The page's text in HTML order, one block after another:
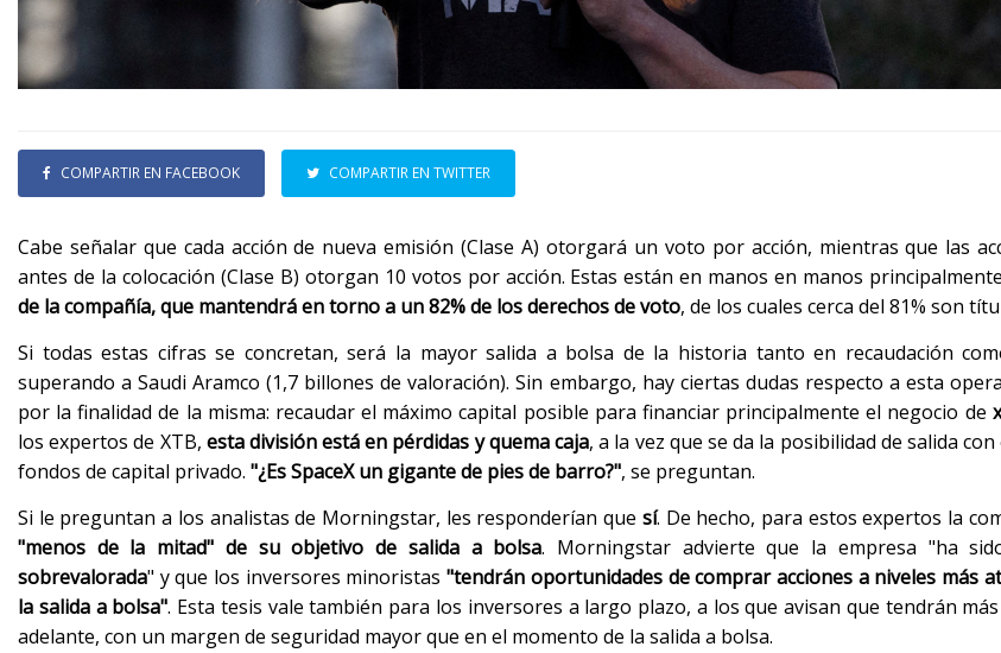
COMPARTIR EN FACEBOOK COMPARTIR EN TWITTER
Cabe señalar que cada acción de nueva emisión (Clase A) otorgará un voto por acción, mientras que las
antes de la colocación (Clase B) otorgan 10 votos por acción. Estas están en manos en manos
de la compañía, que mantendrá en torno a un 82% de los derechos de voto, de los cuales cerca del 81% son
Si todas estas cifras se concretan, será la mayor salida a bolsa de la historia tanto en recaudación
superando a Saudi Aramco (1,7 billones de valoración). Sin embargo, hay ciertas dudas respecto a esta
por la finalidad de la misma: recaudar el máximo capital posible para financiar principalmente el negocio de
los expertos de XTB, esta división está en pérdidas y quema caja, a la vez que se da la posibilidad de salida
fondos de capital privado. "¿Es SpaceX un gigante de pies de barro?", se preguntan.
Si le preguntan a los analistas de Morningstar, les responderían que sí. De hecho, para estos expertos la
"menos de la mitad" de su objetivo de salida a bolsa. Morningstar advierte que la empresa "ha
sobrevalorada" y que los inversores minoristas"tendrán oportunidades de comprar acciones a niveles más
la salida a bolsa". Esta tesis vale también para los inversores a largo plazo, a los que avisan que tendrán
adelante, con un margen de seguridad mayor que en el momento de la salida a bolsa.